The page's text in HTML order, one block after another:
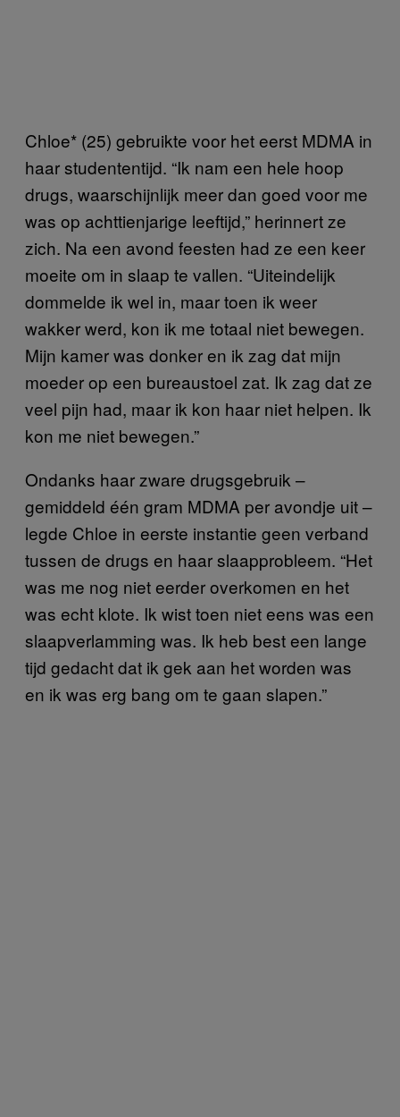
Chloe* (25) gebruikte voor het eerst MDMA in
haar studententijd. “Ik nam een hele hoop
drugs, waarschijnlijk meer dan goed voor me
was op achttienjarige leeftijd,” herinnert ze
zich. Na een avond feesten had ze een keer
moeite om in slaap te vallen. “Uiteindelijk
dommelde ik wel in, maar toen ik weer
wakker werd, kon ik me totaal niet bewegen.
Mijn kamer was donker en ik zag dat mijn
moeder op een bureaustoel zat. Ik zag dat ze
veel pijn had, maar ik kon haar niet helpen. Ik
kon me niet bewegen.”
Ondanks haar zware drugsgebruik –
gemiddeld één gram MDMA per avondje uit –
legde Chloe in eerste instantie geen verband
tussen de drugs en haar slaapprobleem. “Het
was me nog niet eerder overkomen en het
was echt klote. Ik wist toen niet eens was een
slaapverlamming was. Ik heb best een lange
tijd gedacht dat ik gek aan het worden was
en ik was erg bang om te gaan slapen.”